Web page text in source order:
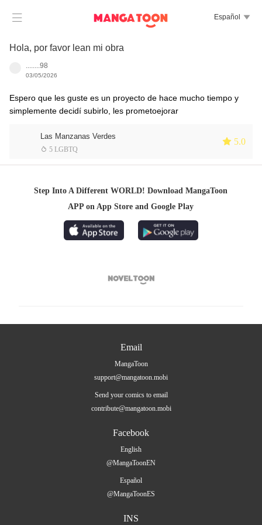
 Español 
Hola, por favor lean mi obra
........98
03/05/2026
Espero que les guste es un proyecto de hace mucho tiempo y
simplemente decidí subirlo, les prometoejorar
Las Manzanas Verdes
 5 LGBTQ
 5.0
Step Into A Different WORLD! Download MangaToon
APP on App Store and Google Play

Email
MangaToon
support@mangatoon.mobi
Send your comics to email
contribute@mangatoon.mobi
Facebook
English
@MangaToonEN
Español
@MangaToonES
INS